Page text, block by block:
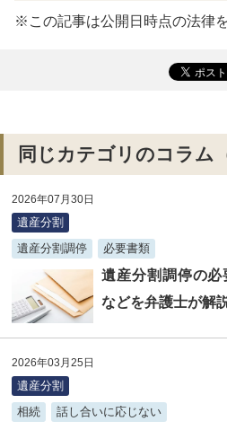
※この記事は公開日時点の法律
同じカテゴリのコラム
2026年07月30日
遺産分割
遺産分割調停
必要書類
遺産分割調停の必
などを弁護士が解
2026年03月25日
遺産分割
相続
話し合いに応じない